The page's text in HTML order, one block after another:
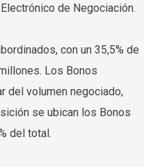
de Negociación.
con un 35,5% de
Los Bonos
del volumen negociado,
se ubican los Bonos
del total.